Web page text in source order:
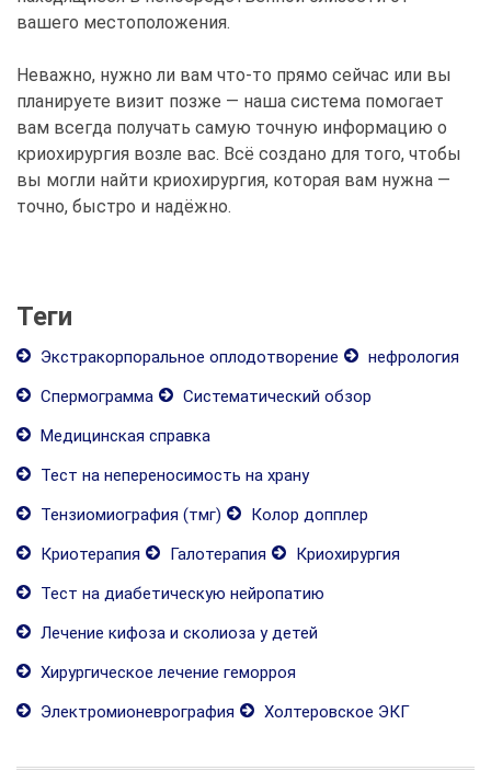
вашего местоположения.
Неважно, нужно ли вам что-то прямо сейчас или вы
планируете визит позже — наша система помогает
вам всегда получать самую точную информацию о
криохирургия возле вас. Всё создано для того, чтобы
вы могли найти криохирургия, которая вам нужна —
точно, быстро и надёжно.
Теги
Экстракорпоральное оплодотворение
нефрология
Спермограмма
Систематический обзор
Медицинская справка
Тест на непереносимость на храну
Тензиомиография (тмг)
Колор допплер
Криотерапия
Галотерапия
Криохирургия
Тест на диабетическую нейропатию
Лечение кифоза и сколиоза у детей
Хирургическое лечение геморроя
Электромионеврография
Холтеровское ЭКГ